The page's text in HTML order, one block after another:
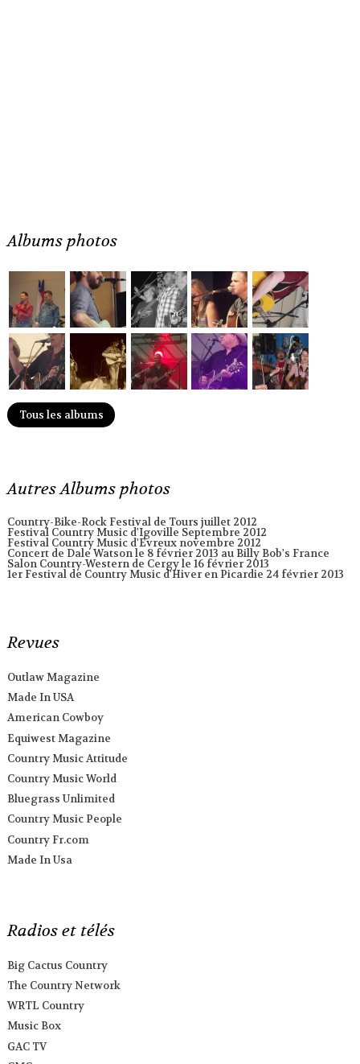
Albums photos
Tous les albums
Autres Albums photos
Country-Bike-Rock Festival de Tours juillet 2012
Festival Country Music d'Igoville Septembre 2012
Festival Country Music d'Evreux novembre 2012
Concert de Dale Watson le 8 février 2013 au Billy Bob's France
Salon Country-Western de Cergy le 16 février 2013
1er Festival de Country Music d'Hiver en Picardie 24 février 2013
Revues
Outlaw Magazine
Made In USA
American Cowboy
Equiwest Magazine
Country Music Attitude
Country Music World
Bluegrass Unlimited
Country Music People
Country Fr.com
Made In Usa
Radios et télés
Big Cactus Country
The Country Network
WRTL Country
Music Box
GAC TV